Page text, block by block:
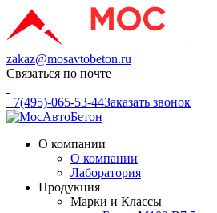
zakaz@mosavtobeton.ru
Связаться по почте
+7(495)-065-53-44Заказать звонок
О компании
О компании
Лаборатория
Продукция
Марки и Классы